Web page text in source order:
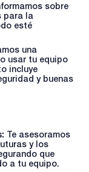
sobre
para la
esté
una
usar tu equipo
incluye
y buenas
Te asesoramos
y los
que
a tu equipo.